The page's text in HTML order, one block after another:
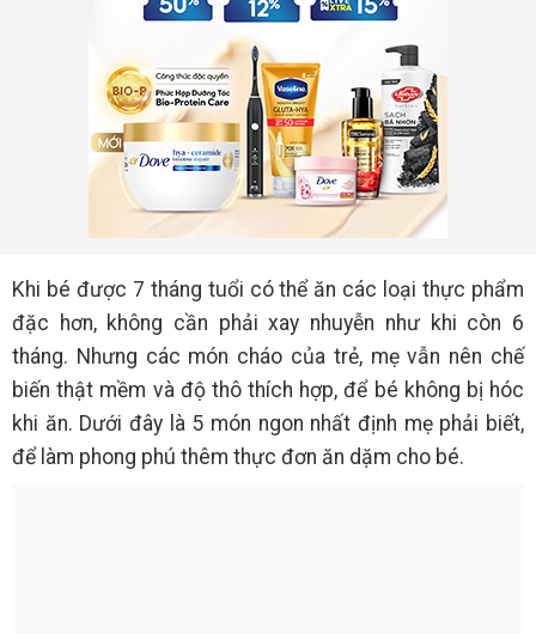
Khi bé được 7 tháng tuổi có thể ăn các loại thực phẩm
đặc hơn, không cần phải xay nhuyễn như khi còn 6
tháng. Nhưng các món cháo của trẻ, mẹ vẫn nên chế
biến thật mềm và độ thô thích hợp, để bé không bị hóc
khi ăn. Dưới đây là 5 món ngon nhất định mẹ phải biết,
để làm phong phú thêm thực đơn ăn dặm cho bé.